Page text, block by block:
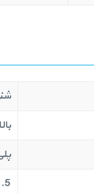
بالا
2.5